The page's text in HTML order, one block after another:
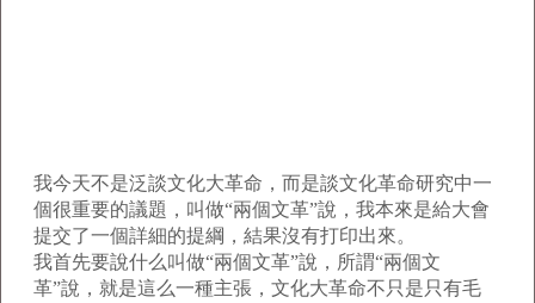
我今天不是泛談文化大革命，而是談文化革命研究中一
個很重要的議題，叫做“兩個文革”說，我本來是給大會
提交了一個詳細的提綱，結果沒有打印出來。
我首先要說什么叫做“兩個文革”說，所謂“兩個文
革”說，就是這么一種主張，文化大革命不只是只有毛